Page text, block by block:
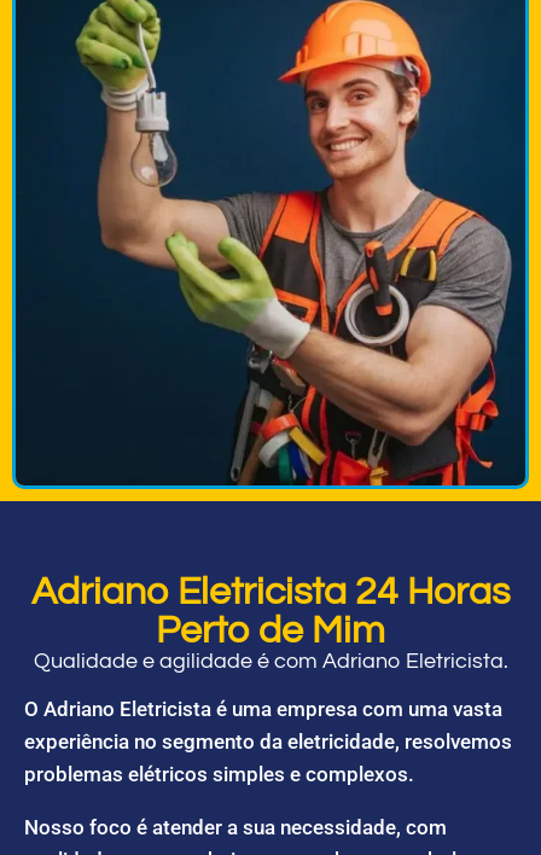
Adriano Eletricista 24 Horas
Perto de Mim
Qualidade e agilidade é com Adriano Eletricista.
O Adriano Eletricista é uma empresa com uma vasta
experiência no segmento da eletricidade, resolvemos
problemas elétricos simples e complexos.
Nosso foco é atender a sua necessidade, com